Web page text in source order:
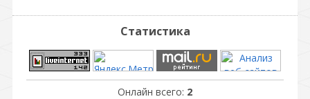
Статистика
Онлайн всего: 2